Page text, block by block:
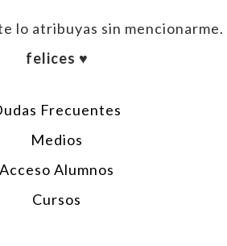
lo atribuyas sin mencionarme.
felices ♥︎
Frecuentes
Medios
Acceso Alumnos
Cursos